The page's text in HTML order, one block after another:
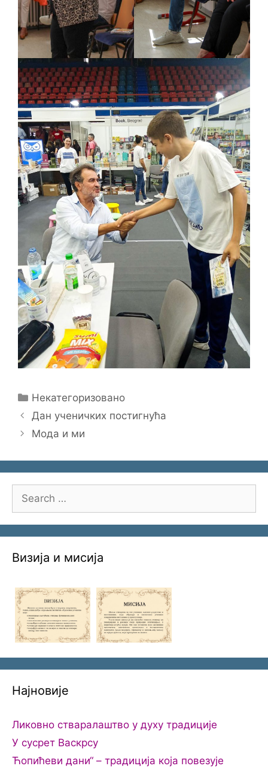
Categories
Некатегоризовано
Дан ученичких постигнућа
Мода и ми
for:
Визија и мисија
Најновије
Ликовно стваралаштво у духу традиције
У сусрет Васкрсу
Ћопићеви дани“ – традиција која повезује